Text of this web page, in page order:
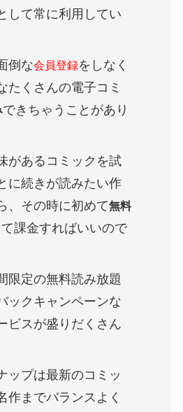
して常に利用してい
倒な会員登録をしなく
たくさんの電子コミ
できちゃうことがあり
があるコミックを試
に続きが読みたい作
、その時に初めて無料
課金すればいいので
限定の無料読み放題
ックキャンペーンな
ビスが盛りだくさん
ップは最新のコミッ
作までバランスよく